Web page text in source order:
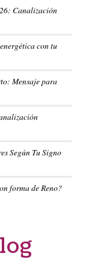
Canalización
con tu
Mensaje para
Según Tu Signo
forma de Reno?